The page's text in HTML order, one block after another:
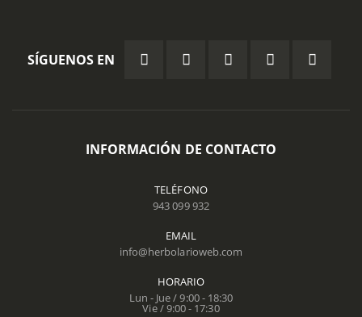
SÍGUENOS EN
INFORMACIÓN DE CONTACTO
TELÉFONO
943 099 932
EMAIL
info@herbolarioweb.com
HORARIO
Lun - Jue / 9:00 - 18:30
Vie / 9:00 - 17:30